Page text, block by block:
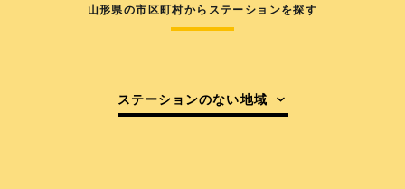
山形県の市区町村からステーションを探す
ステーションのない地域